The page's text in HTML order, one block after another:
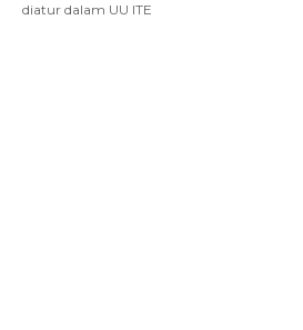
diatur dalam UU ITE